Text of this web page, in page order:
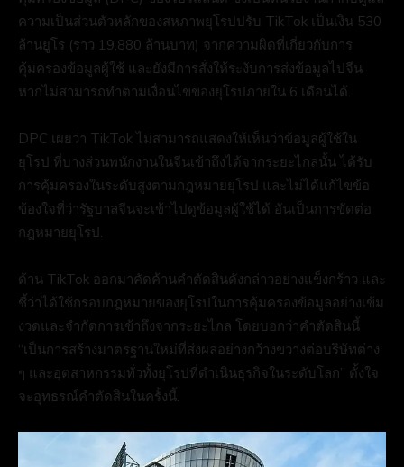
ความเป็นส่วนตัวหลักของสหภาพยุโรปปรับ TikTok เป็นเงิน 530
ล้านยูโร (ราว 19,880 ล้านบาท) จากความผิดที่เกี่ยวกับการ
คุ้มครองข้อมูลผู้ใช้ และยังมีการสั่งให้ระงับการส่งข้อมูลไปจีน
หากไม่สามารถทำตามเงื่อนไขของยุโรปภายใน 6 เดือนได้.
DPC เผยว่า TikTok ไม่สามารถแสดงให้เห็นว่าข้อมูลผู้ใช้ใน
ยุโรป ที่บางส่วนพนักงานในจีนเข้าถึงได้จากระยะไกลนั้น ได้รับ
การคุ้มครองในระดับสูงตามกฎหมายยุโรป และไม่ได้แก้ไขข้อ
ข้องใจที่ว่ารัฐบาลจีนจะเข้าไปดูข้อมูลผู้ใช้ได้ อันเป็นการขัดต่อ
กฎหมายยุโรป.
ด้าน TikTok ออกมาคัดค้านคำตัดสินดังกล่าวอย่างแข็งกร้าว และ
ชี้ว่าได้ใช้กรอบกฎหมายของยุโรปในการคุ้มครองข้อมูลอย่างเข้ม
งวดและจำกัดการเข้าถึงจากระยะไกล โดยบอกว่าคำตัดสินนี้
“เป็นการสร้างมาตรฐานใหม่ที่ส่งผลอย่างกว้างขวางต่อบริษัทต่าง
ๆ และอุตสาหกรรมทั่วทั้งยุโรปที่ดำเนินธุรกิจในระดับโลก” ตั้งใจ
จะอุทธรณ์คำตัดสินในครั้งนี้.